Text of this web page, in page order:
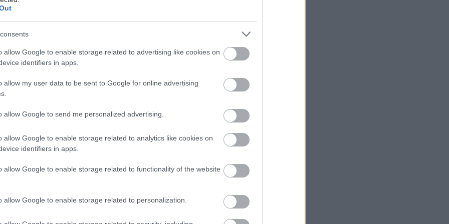
allow Google to enable storage related to advertising like cookies on
identifiers in apps.
allow my user data to be sent to Google for online advertising
allow Google to send me personalized advertising.
allow Google to enable storage related to analytics like cookies on
identifiers in apps.
allow Google to enable storage related to functionality of the website
allow Google to enable storage related to personalization.
απλό μπολ με ρύζι, που ονομάζεται onigiri, αντιπροσωπεύει κάτι
ένα απλό και νόστιμο είδος φαγητού. Αντιπροσωπεύει επίσης
πράξη καλοσύνης: τη δημιουργία ενός χειροποίητου, εύκολου
έναν φίλο ή αγαπημένο πρόσωπο.
η Nissan έμαθε για το Onigiri Action, ένα κοινωφελές
να βοηθήσει στη διατροφή των παιδιών σχολικής ηλικίας
ξεκίνησε να το υποστηρίζει.
που διευθύνεται από την ΜΚΟ Table for Two, βοηθά να
Παρά τη συνεχιζόμενη ανάπτυξη της οικονομικής ευημερίας, η
να μαστίζει πάνω από 800 εκατομμύρια ανθρώπους παγκοσμίως,